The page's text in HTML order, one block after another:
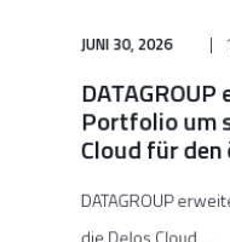
JUNI 30, 2026
Portfolio um
Cloud für
DATAGROUP